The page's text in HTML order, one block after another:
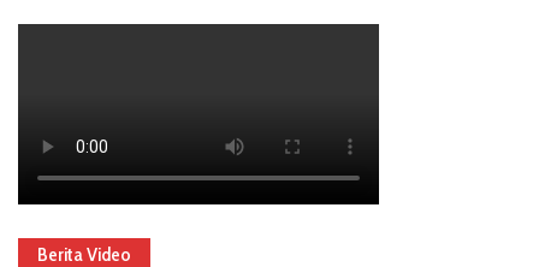
Berita Video